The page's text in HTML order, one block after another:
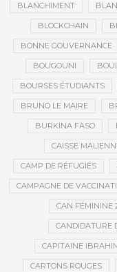
BLANCHIMENT
BLOCKCHAIN
BONNE GOUVERNANCE
BOUGOUNI
BOURSES ÉTUDIANTS
BRUNO LE MAIRE
BURKINA FASO
CAISSE
CAMP DE RÉFUGIÉS
CAMPAGNE DE
CAN FÉMININE
CANDIDATURE
CAPITAINE
CARTONS ROUGES